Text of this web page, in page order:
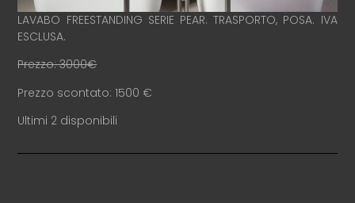
LAVABO FREESTANDING SERIE PEAR. TRASPORTO, POSA. IVA
ESCLUSA.
Prezzo: 3000€
Prezzo scontato: 1500 €
Ultimi 2 disponibili